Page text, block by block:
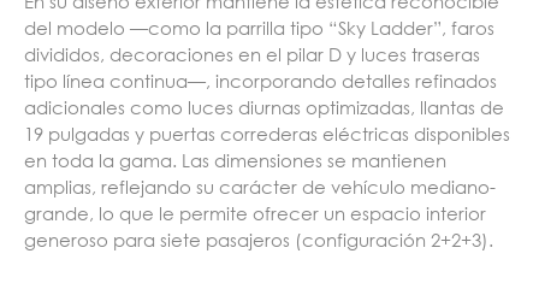
del modelo —como la parrilla tipo “Sky Ladder”, faros
divididos, decoraciones en el pilar D y luces traseras
tipo línea continua—, incorporando detalles refinados
adicionales como luces diurnas optimizadas, llantas de
19 pulgadas y puertas correderas eléctricas disponibles
en toda la gama. Las dimensiones se mantienen
amplias, reflejando su carácter de vehículo mediano-
grande, lo que le permite ofrecer un espacio interior
generoso para siete pasajeros (configuración 2+2+3).